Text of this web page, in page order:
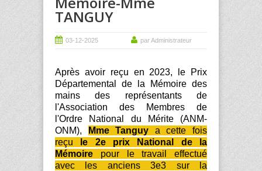
TANGUY
03-12-2025 par Administrateur
Après avoir reçu en 2023, le Prix
Départemental de la Mémoire des
mains des représentants de
l'Association des Membres de
l'Ordre National du Mérite (ANM-
ONM),
Mme Tanguy a cette fois
reçu
le 2e prix National de la
Mémoire pour le travail effectué
avec les anciens 3e3 sur la